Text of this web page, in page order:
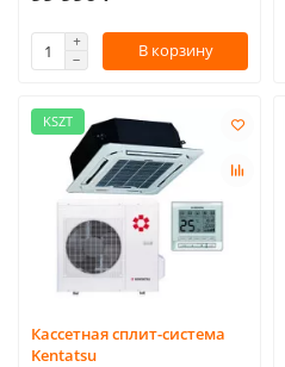
В корзину
KSZT
Кассетная сплит-система
Kentatsu